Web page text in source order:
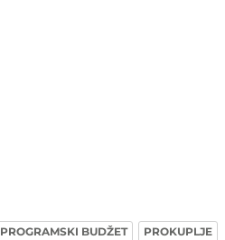
PROGRAMSKI BUDŽET
PROKUPLJE